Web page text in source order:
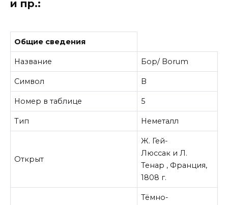
и пр.:
Общие сведения
Название Бор/ Borum
Символ B
Номер в таблице 5
Тип Неметалл
Открыт
Ж. Гей-
Люссак и Л.
Тенар , Франция,
1808 г.
Тёмно-